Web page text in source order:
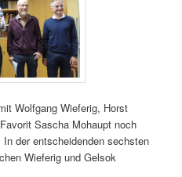
Wolfgang Wieferig, Horst
Sascha Mohaupt noch
der entscheidenden sechsten
Wieferig und Gelsok